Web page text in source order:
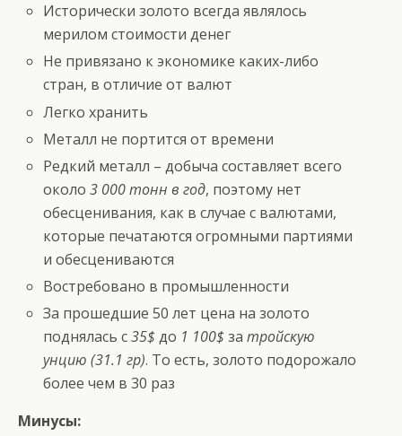
Исторически золото всегда являлось
мерилом стоимости денег
Не привязано к экономике каких-либо
стран, в отличие от валют
Легко хранить
Металл не портится от времени
Редкий металл – добыча составляет всего
около3 000 тонн в год, поэтому нет
обесценивания, как в случае с валютами,
которые печатаются огромными партиями
и обесцениваются
Востребовано в промышленности
За прошедшие 50 лет цена на золото
поднялась с35$до 1 100$затройскую
унцию (31.1 гр). То есть, золото подорожало
более чем в 30 раз
Минусы: